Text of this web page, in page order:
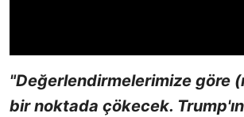
"Değerlendirmelerimize göre
bir noktada çökecek.